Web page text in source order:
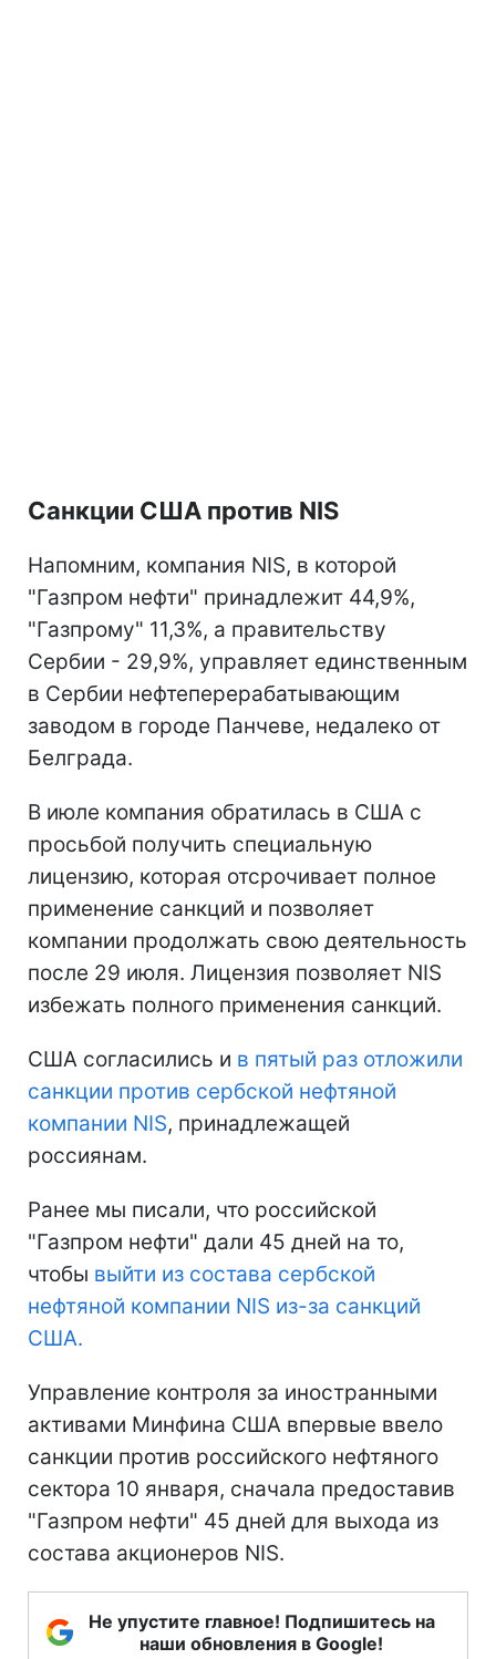
Санкции США против NIS
Напомним, компания NIS, в которой
"Газпром нефти" принадлежит 44,9%,
"Газпрому" 11,3%, а правительству
Сербии - 29,9%, управляет единственным
в Сербии нефтеперерабатывающим
заводом в городе Панчеве, недалеко от
Белграда.
В июле компания обратилась в США с
просьбой получить специальную
лицензию, которая отсрочивает полное
применение санкций и позволяет
компании продолжать свою деятельность
после 29 июля. Лицензия позволяет NIS
избежать полного применения санкций.
США согласились и в пятый раз отложили
санкции против сербской нефтяной
компании NIS, принадлежащей
россиянам.
Ранее мы писали, что российской
"Газпром нефти" дали 45 дней на то,
чтобы выйти из состава сербской
нефтяной компании NIS из-за санкций
США.
Управление контроля за иностранными
активами Минфина США впервые ввело
санкции против российского нефтяного
сектора 10 января, сначала предоставив
"Газпром нефти" 45 дней для выхода из
состава акционеров NIS.
Не упустите главное! Подпишитесь на
наши обновления в Google!